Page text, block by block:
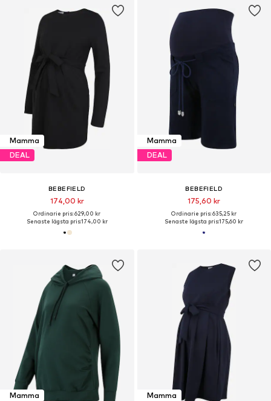
Mamma
DEAL
BEBEFIELD
174,00 kr
Ordinarie pris: 629,00 kr
Senaste lägsta pris:174,00 kr
Mamma
DEAL
BEBEFIELD
175,60 kr
Ordinarie pris: 635,25 kr
Senaste lägsta pris:175,60 kr
Mamma
Mamma